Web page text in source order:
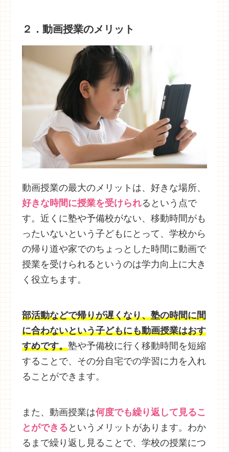
２．動画授業のメリット
動画授業の最大のメリットは、好きな場所、
好きな時間に授業を受けられるという点で
す。近くに塾や予備校がない、移動時間がも
ったいないという子どもにとって、学校から
の帰り道や家でのちょっとした時間に動画で
授業を受けられるというのは学力向上に大き
く役立ちます。
部活動などで帰りが遅くなり、塾の時間に間
に合わないという子どもにも動画授業はおす
すめです。塾や予備校に行く移動時間を短縮
することで、その分自宅での学習に力を入れ
ることができます。
また、動画授業は何度でも繰り返して見るこ
とができる というメリットがあります。わか
るまで繰り返し見ることで、学校の授業につ